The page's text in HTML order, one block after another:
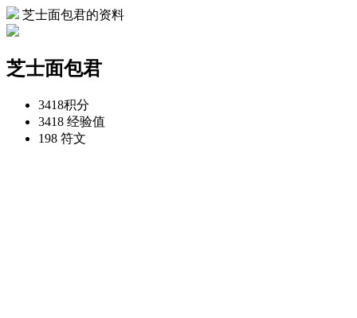
芝士面包君的资料
芝士面包君
3418积分
3418 经验值
198 符文